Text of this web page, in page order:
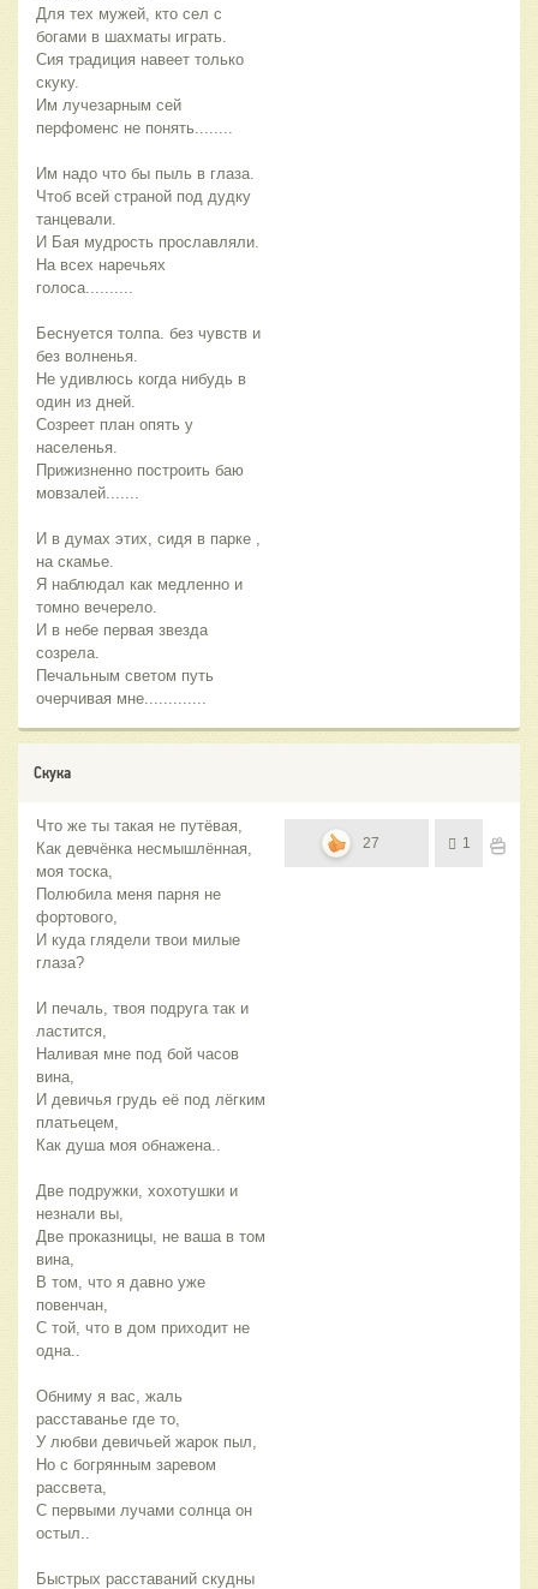
Для тех мужей, кто сел с
богами в шахматы играть.
Сия традиция навеет только
скуку.
Им лучезарным сей
перфоменс не понять........
Им надо что бы пыль в глаза.
Чтоб всей страной под дудку
танцевали.
И Бая мудрость прославляли.
На всех наречьях
голоса..........
Беснуется толпа. без чувств и
без волненья.
Не удивлюсь когда нибудь в
один из дней.
Созреет план опять у
населенья.
Прижизненно построить баю
мовзалей.......
И в думах этих, сидя в парке ,
на скамье.
Я наблюдал как медленно и
томно вечерело.
И в небе первая звезда
созрела.
Печальным светом путь
очерчивая мне.............
Скука
Что же ты такая не путёвая,
Как девчёнка несмышлённая,
моя тоска,
Полюбила меня парня не
фортового,
И куда глядели твои милые
глаза?
И печаль, твоя подруга так и
ластится,
Наливая мне под бой часов
вина,
И девичья грудь её под лёгким
платьецем,
Как душа моя обнажена..
Две подружки, хохотушки и
незнали вы,
Две проказницы, не ваша в том
вина,
В том, что я давно уже
повенчан,
С той, что в дом приходит не
одна..
Обниму я вас, жаль
расставанье где то,
У любви девичьей жарок пыл,
Но с богрянным заревом
рассвета,
С первыми лучами солнца он
остыл..
Быстрых расставаний скудны
27 1